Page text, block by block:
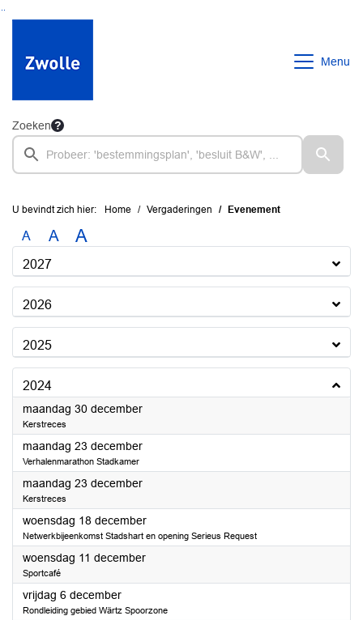
Ga naar de inhoud van deze pagina
Ga naar het zoeken
Ga naar het menu
Menu
Zoeken
U bevindt zich hier: Home Vergaderingen Evenement
A A A
2027
2026
2025
2024
maandag 30 december2024
Kerstreces
maandag 23 december2024
Verhalenmarathon Stadkamer
maandag 23 december2024
Kerstreces
woensdag 18 december2024
Netwerkbijeenkomst Stadshart en opening Serieus Request
woensdag 11 december2024
Sportcafé
vrijdag 6 december2024
Rondleiding gebied Wärtz Spoorzone